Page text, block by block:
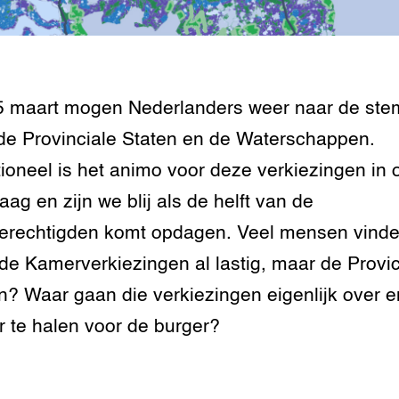
Aanpakken
Digitalisering &
en
exoten
genetische
maart mogen Nederlanders weer naar de
Provinciale Staten en de Waterschappen.
is het animo voor deze verkiezingen in
en zijn we blij als de helft van de
komt opdagen. Veel mensen
Kamerverkiezingen al lastig, maar de
Waar gaan die verkiezingen eigenlijk over
te halen voor de burger?